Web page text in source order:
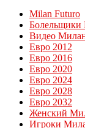
Milan Futuro
Болельщики
Видео
Евро 2012
Евро 2016
Евро 2020
Евро 2024
Евро 2028
Евро 2032
Женский
Игроки